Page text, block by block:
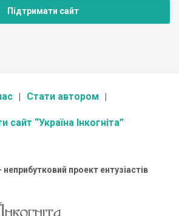
Підтримати сайт
Стати автором
сайт “Україна Інкогніта”
неприбутковий проект ентузіастів